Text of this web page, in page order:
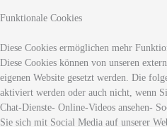
Funktionale Cookies
Diese Cookies ermöglichen mehr
Diese Cookies können von unseren
eigenen Website gesetzt werden. Die
aktiviert werden oder auch nicht, wenn
Chat-Dienste- Online-Videos ansehen-
Sie sich mit Social Media auf unserer